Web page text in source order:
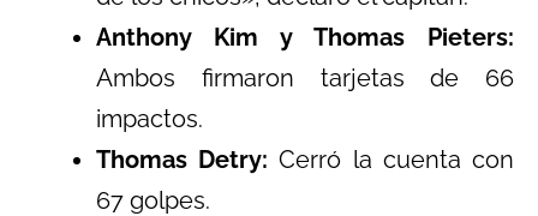
Anthony Kim y Thomas Pieters:
Ambos firmaron tarjetas de 66
impactos.
Thomas Detry: Cerró la cuenta con
67 golpes.